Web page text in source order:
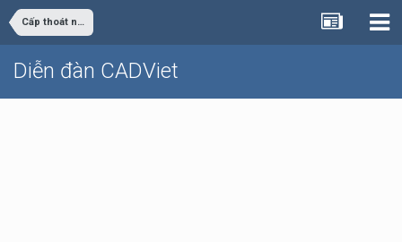
Cấp thoát nước
Diễn đàn CADViet